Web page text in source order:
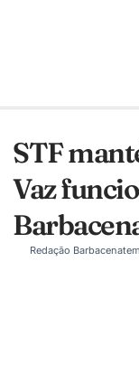
STF
Vaz
Redação Barbacenatem